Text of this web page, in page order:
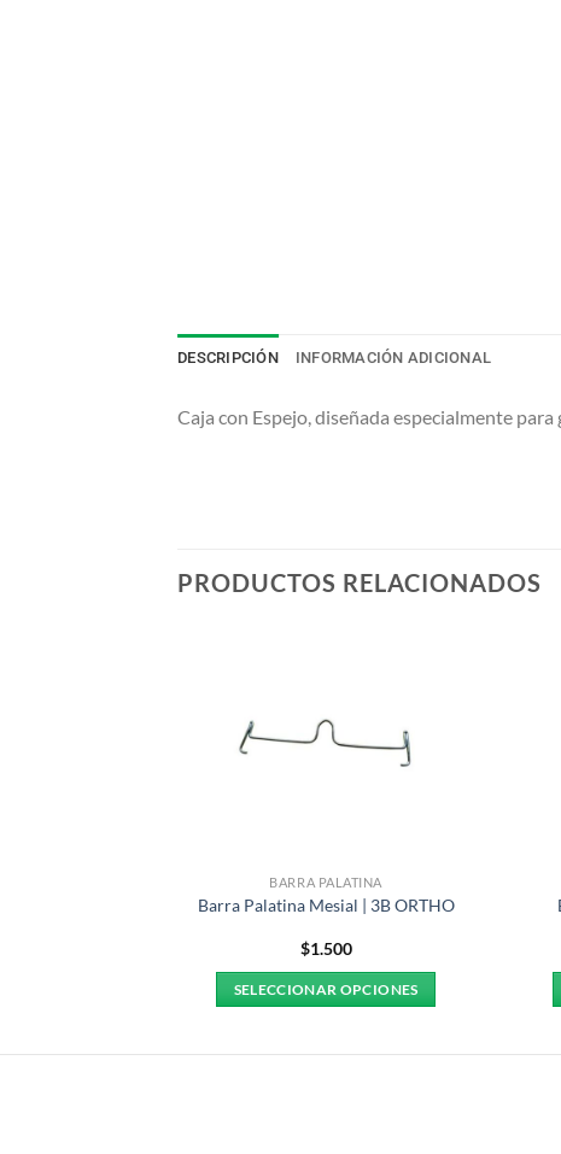
DESCRIPCIÓN INFORMACIÓN ADICIONAL
Caja con Espejo, diseñada especialmente
PRODUCTOS RELACIONADOS
BARRA PALATINA
Barra Palatina Mesial | 3B ORTHO
$1.500
SELECCIONAR OPCIONES